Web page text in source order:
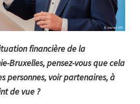
financière de la
Bruxelles, pensez-vous que cela
personnes, voir partenaires, à
de vue ?